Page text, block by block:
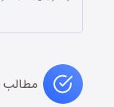
مطالب